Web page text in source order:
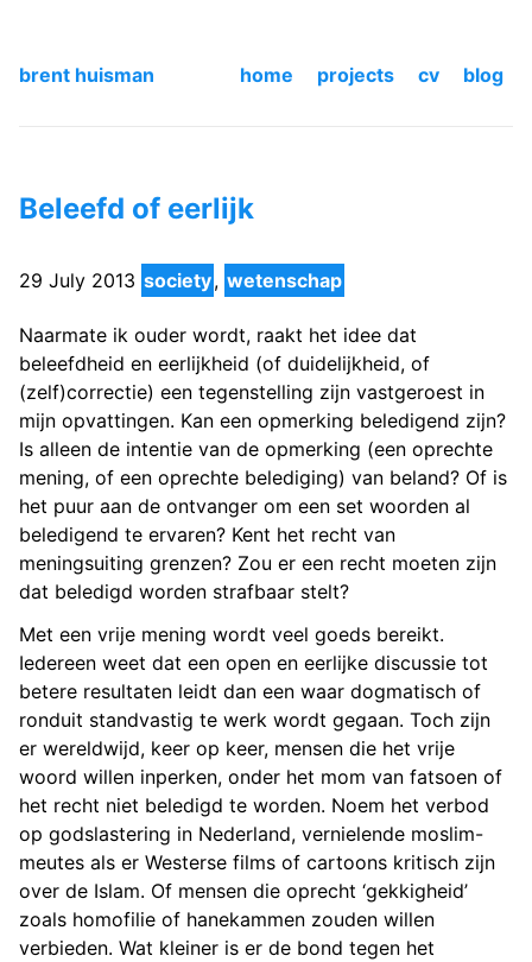
brent huisman home projects cv blog
Beleefd of eerlijk
29 July 2013 society, wetenschap
Naarmate ik ouder wordt, raakt het idee dat
beleefdheid en eerlijkheid (of duidelijkheid, of
(zelf)correctie) een tegenstelling zijn vastgeroest in
mijn opvattingen. Kan een opmerking beledigend zijn?
Is alleen de intentie van de opmerking (een oprechte
mening, of een oprechte belediging) van beland? Of is
het puur aan de ontvanger om een set woorden al
beledigend te ervaren? Kent het recht van
meningsuiting grenzen? Zou er een recht moeten zijn
dat beledigd worden strafbaar stelt?
Met een vrije mening wordt veel goeds bereikt.
Iedereen weet dat een open en eerlijke discussie tot
betere resultaten leidt dan een waar dogmatisch of
ronduit standvastig te werk wordt gegaan. Toch zijn
er wereldwijd, keer op keer, mensen die het vrije
woord willen inperken, onder het mom van fatsoen of
het recht niet beledigd te worden. Noem het verbod
op godslastering in Nederland, vernielende moslim-
meutes als er Westerse films of cartoons kritisch zijn
over de Islam. Of mensen die oprecht ‘gekkigheid’
zoals homofilie of hanekammen zouden willen
verbieden. Wat kleiner is er de bond tegen het